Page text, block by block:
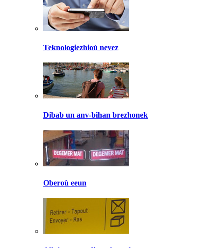
Teknologiezhioù nevez
Dibab un anv-bihan brezhonek
Oberoù eeun